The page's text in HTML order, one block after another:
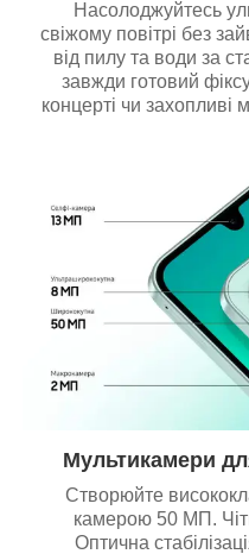
Насолоджуйтесь
свіжому повітрі без
від пилу та води за
завжди готовий
концерті чи захопливі
Мультикамери
Створюйте
камерою 50 МП.
Оптична